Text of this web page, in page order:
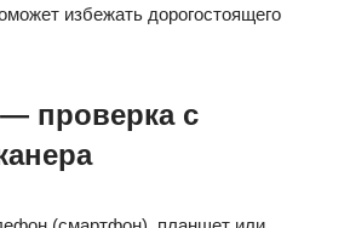
избежать дорогостоящего
проверка с